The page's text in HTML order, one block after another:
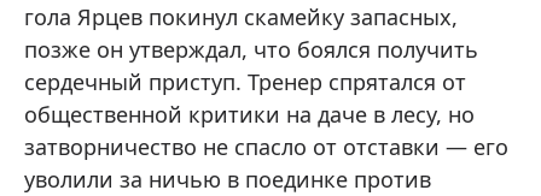
гола Ярцев покинул скамейку запасных,
позже он утверждал, что боялся получить
сердечный приступ. Тренер спрятался от
общественной критики на даче в лесу, но
затворничество не спасло от отставки — его
уволили за ничью в поединке против